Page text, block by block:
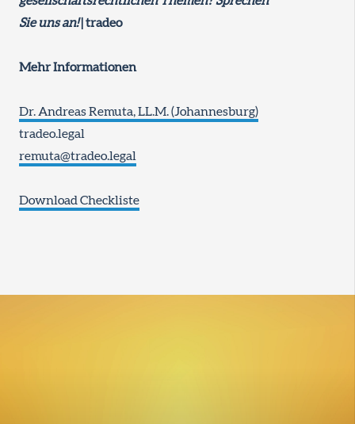
Sie uns an! | tradeo
Mehr Informationen
Dr. Andreas Remuta, LL.M. (Johannesburg)
tradeo.legal
remuta@tradeo.legal
Download Checkliste